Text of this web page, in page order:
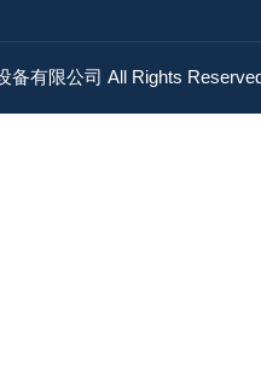
备有限公司 All Rights